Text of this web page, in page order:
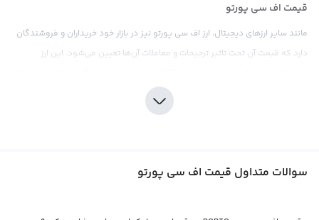
قیمت اف سی پورتو
مانند سایر ارزهای دیجیتال، ارز اف سی پورتو نیز در بازار خود خریداران و فروشندگان
دارد که قیمت آن تحت تاثیر ترجیحات و معاملات آن‌ها تعیین می‌شود. این ارز
به عنوان FC Porto Fan Token شناخته می‌شود، قیمت خود را بر اساس عرضه و
تقاضای ایجاد شده در بازار تشکیل می‌دهد و اخبار و رویدادهای اقتصادی، سیاسی،
می‌توان قیمت اف سی پورتو را بر اساس ارزهای دیگر مانند دلار، تومان، تتر و اتریوم
سوالات متداول قیمت اف سی پورتو